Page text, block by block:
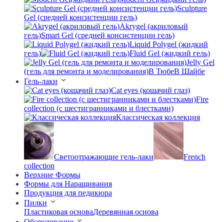
Sculpture
Gel (средней консистенции гель)
Akrygel (акриловый
гель)Smart Gel (средней консистенции гель)
Liquid Polygel (жидкий
гель)
Fluid Gel (жидкий гель)
Jelly Gel
(гель для ремонта и моделирования)В ТюбеВ Шайбе
Гель-лаки
Cat eyes (кошачий глаз)
Fire
collection (с шестигранниками и блестками)
Классическая коллекция
Светоотражающие гель-лаки
French
collection
Верхние Формы
Формы для Наращивания
Продукция для педикюра
Пилки
Пластиковая основаДеревянная основа